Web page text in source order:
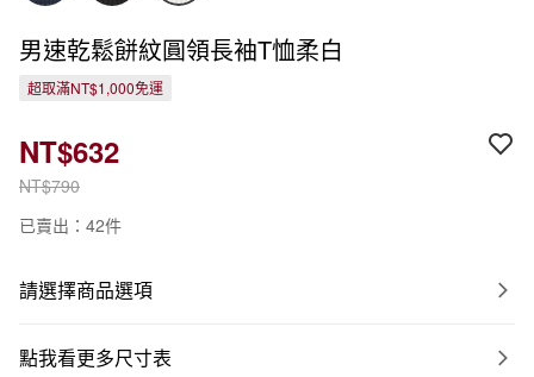
男速乾鬆餅紋圓領長袖T恤柔白
超取滿NT$1,000免運
NT$790
NT$632
已賣出：42件
請選擇商品選項
點我看更多尺寸表